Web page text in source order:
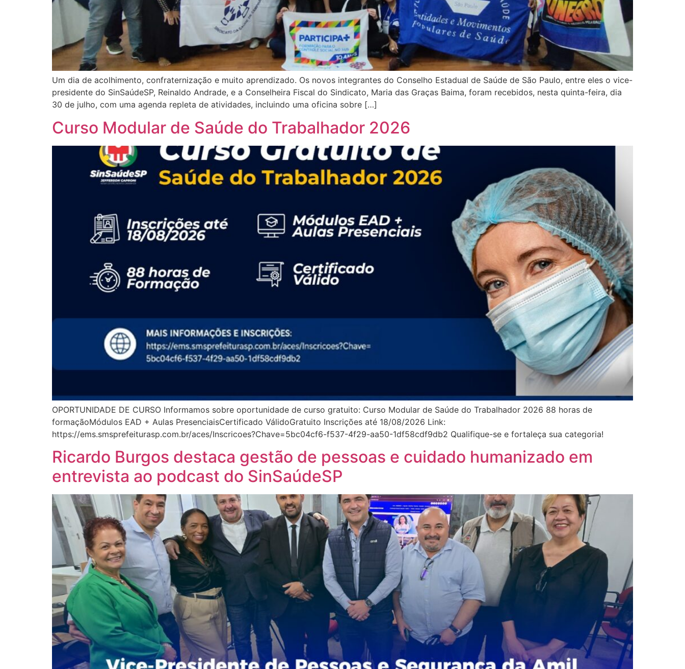
Um dia de acolhimento, confraternização e muito aprendizado. Os novos integrantes do Conselho Estadual de Saúde de São Paulo, entre eles o vice-
presidente do SinSaúdeSP, Reinaldo Andrade, e a Conselheira Fiscal do Sindicato, Maria das Graças Baima, foram recebidos, nesta quinta-feira, dia
30 de julho, com uma agenda repleta de atividades, incluindo uma oficina sobre […]
Curso Modular de Saúde do Trabalhador 2026
OPORTUNIDADE DE CURSO Informamos sobre oportunidade de curso gratuito: Curso Modular de Saúde do Trabalhador 2026 88 horas de
formaçãoMódulos EAD + Aulas PresenciaisCertificado VálidoGratuito Inscrições até 18/08/2026 Link:
https://ems.smsprefeiturasp.com.br/aces/Inscricoes?Chave=5bc04cf6-f537-4f29-aa50-1df58cdf9db2 Qualifique-se e fortaleça sua categoria!
Ricardo Burgos destaca gestão de pessoas e cuidado humanizado em
entrevista ao podcast do SinSaúdeSP